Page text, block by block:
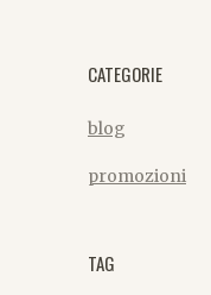
CATEGORIE
blog
promozioni
TAG